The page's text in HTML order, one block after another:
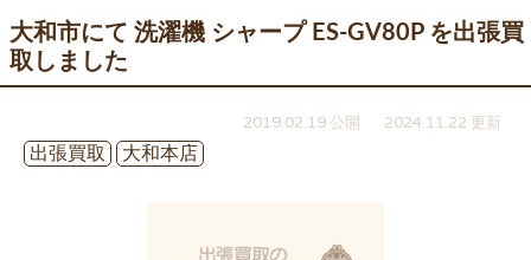
大和市にて 洗濯機 シャープ ES-GV80P を出張買
取しました
2019.02.19 公開
2024.11.22 更新
出張買取
大和本店